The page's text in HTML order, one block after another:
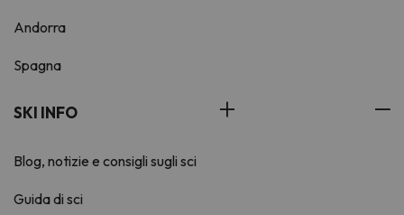
Andorra
Spagna
SKI INFO
Blog, notizie e consigli sugli sci
Guida di sci